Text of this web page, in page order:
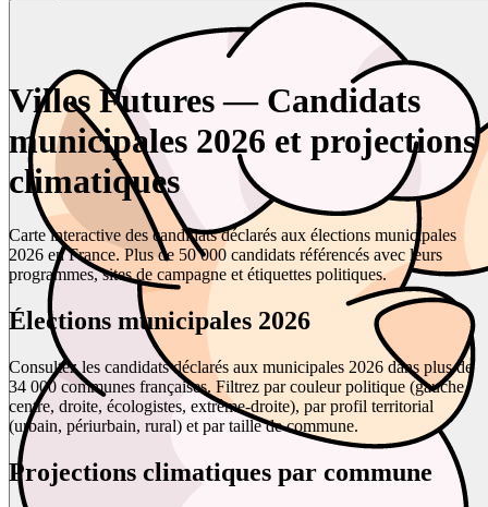
Villes Futures — Candidats
municipales 2026 et projections
climatiques
Carte interactive des candidats déclarés aux élections municipales
2026 en France. Plus de 50 000 candidats référencés avec leurs
programmes, sites de campagne et étiquettes politiques.
Élections municipales 2026
Consultez les candidats déclarés aux municipales 2026 dans plus de
34 000 communes françaises. Filtrez par couleur politique (gauche,
centre, droite, écologistes, extrême-droite), par profil territorial
(urbain, périurbain, rural) et par taille de commune.
Projections climatiques par commune